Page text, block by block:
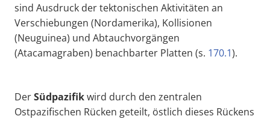
sind Ausdruck der tektonischen Aktivitäten an
Verschiebungen (Nordamerika), Kollisionen
(Neuguinea) und Abtauchvorgängen
(Atacamagraben) benachbarter Platten (s. 170.1).
DerSüdpazifikwird durch den zentralen
Ostpazifischen Rücken geteilt, östlich dieses Rückens